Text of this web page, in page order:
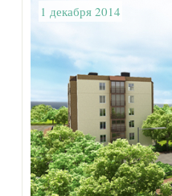
1 декабря 2014